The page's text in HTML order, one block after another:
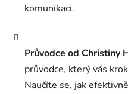
komunikaci.
Průvodce od Christiny
průvodce, který vás
Naučíte se, jak